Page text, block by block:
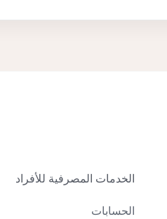
الخدمات المصرفية للأفراد
الحسابات